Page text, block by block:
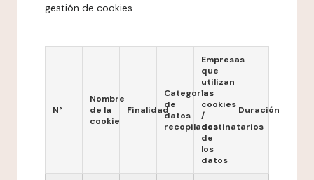
gestión de cookies.
N°
Nombre
de la
cookie
Finalidad
Categorías
de
datos
recopilados
Empresas
que
utilizan
las
cookies
/
destinatarios
de
los
datos
Duración